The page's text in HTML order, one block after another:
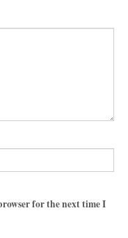
for the next time I